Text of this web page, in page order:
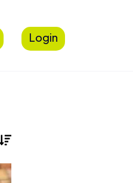
Login